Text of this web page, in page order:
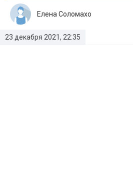
23 декабря 2021, 22:35
Елена Соломахо